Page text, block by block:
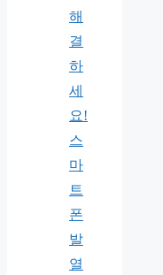
해
결
하
세
요!
스
마
트
폰
발
열